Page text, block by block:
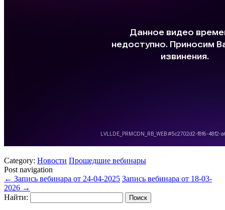
Category: Новости Прошедшие вебинары
Post navigation
← Запись вебинара от 24-04-2025 Запись вебинара от 18-03-
2026 →
Найти: